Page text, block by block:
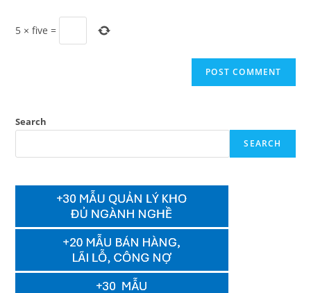
5 ×five =
Search
SEARCH